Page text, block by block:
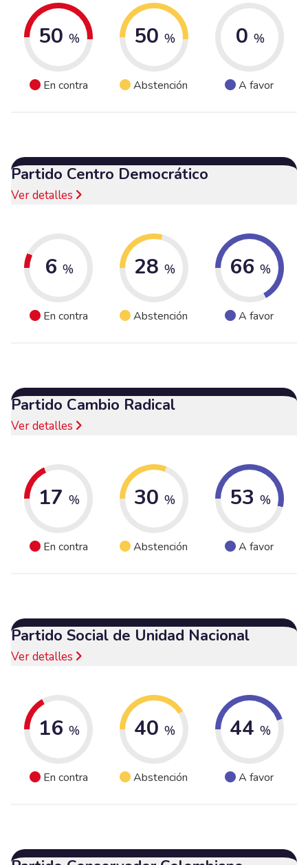
50 %
En contra
50 %
Abstención
0 %
A favor
Partido Centro Democrático
Ver detalles
6 %
En contra
28 %
Abstención
66 %
A favor
Partido Cambio Radical
Ver detalles
17 %
En contra
30 %
Abstención
53 %
A favor
Partido Social de Unidad Nacional
Ver detalles
16 %
En contra
40 %
Abstención
44 %
A favor